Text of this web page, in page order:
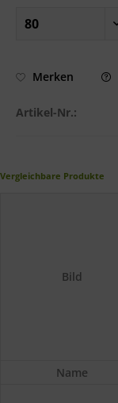
Merken
Artikel-Nr.:
Vergleichbare Produkte
Bild
Name